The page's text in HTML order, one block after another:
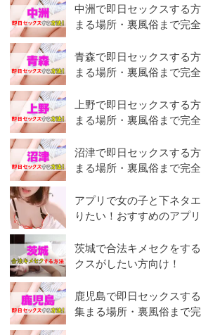
中洲で即日セックスする
まる場所・裏風俗まで完
青森で即日セックスする
まる場所・裏風俗まで完
上野で即日セックスする
まる場所・裏風俗まで完
沼津で即日セックスする
まる場所・裏風俗まで完
アプリで女の子と下ネタ
りたい！おすすめのアプ
茨城で合法キメセクをす
クスがしたい方向け！
鹿児島で即日セックスす
集まる場所・裏風俗まで